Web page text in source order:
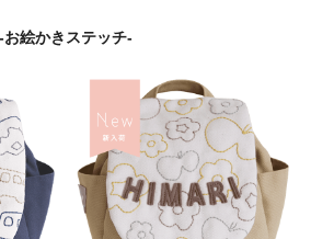
-お絵かきステッチ-